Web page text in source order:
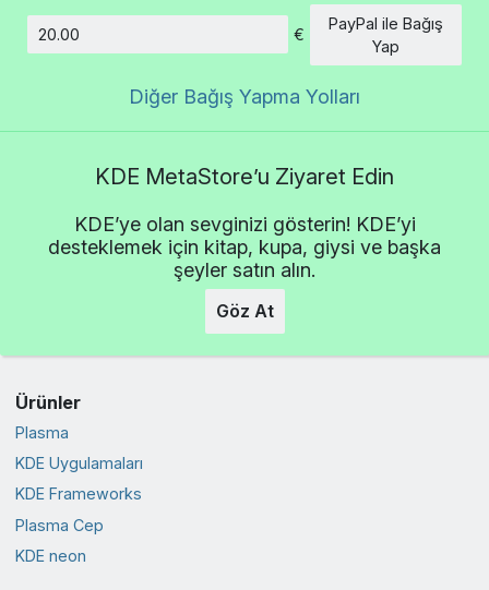
€
PayPal ile Bağış
Yap
Diğer Bağış Yapma Yolları
KDE MetaStore’u Ziyaret Edin
KDE’ye olan sevginizi gösterin! KDE’yi
desteklemek için kitap, kupa, giysi ve başka
şeyler satın alın.
Göz At
Ürünler
Plasma
KDE Uygulamaları
KDE Frameworks
Plasma Cep
KDE neon